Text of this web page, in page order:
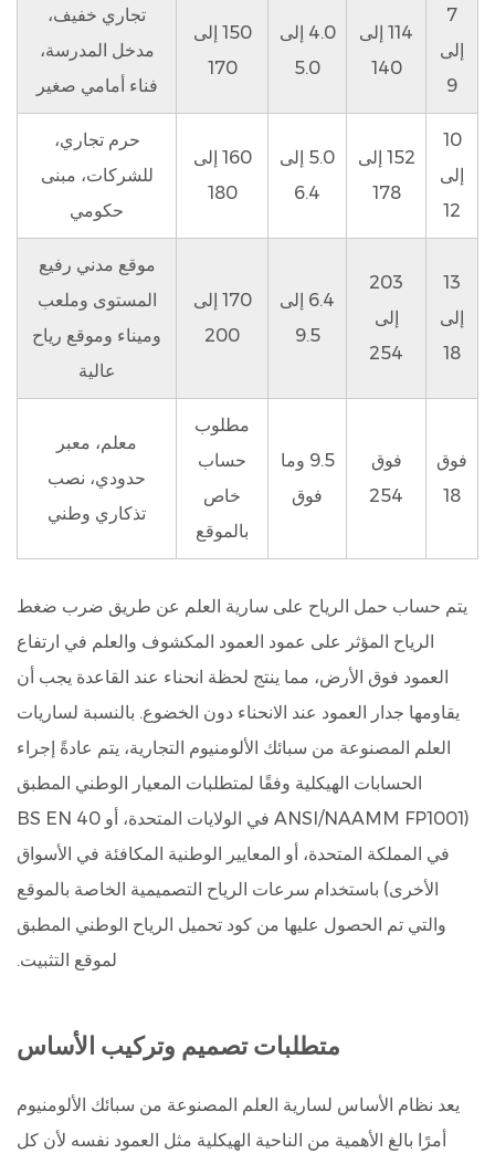
7
إلى
9
114 إلى
140
4.0 إلى
5.0
150 إلى
170
تجاري خفيف،
مدخل المدرسة،
فناء أمامي صغير
10
إلى
12
152 إلى
178
5.0 إلى
6.4
160 إلى
180
حرم تجاري،
للشركات، مبنى
حكومي
13
إلى
18
203
إلى
254
6.4 إلى
9.5
170 إلى
200
موقع مدني رفيع
المستوى وملعب
وميناء وموقع رياح
عالية
فوق
18
فوق
254
9.5 وما
فوق
مطلوب
حساب
خاص
بالموقع
معلم، معبر
حدودي، نصب
تذكاري وطني
يتم حساب حمل الرياح على سارية العلم عن طريق ضرب ضغط
الرياح المؤثر على عمود العمود المكشوف والعلم في ارتفاع
العمود فوق الأرض، مما ينتج لحظة انحناء عند القاعدة يجب أن
يقاومها جدار العمود عند الانحناء دون الخضوع. بالنسبة لساريات
العلم المصنوعة من سبائك الألومنيوم التجارية، يتم عادةً إجراء
الحسابات الهيكلية وفقًا لمتطلبات المعيار الوطني المطبق
(ANSI/NAAMM FP1001 في الولايات المتحدة، أو BS EN 40
في المملكة المتحدة، أو المعايير الوطنية المكافئة في الأسواق
الأخرى) باستخدام سرعات الرياح التصميمية الخاصة بالموقع
والتي تم الحصول عليها من كود تحميل الرياح الوطني المطبق
لموقع التثبيت.
متطلبات تصميم وتركيب الأساس
يعد نظام الأساس لسارية العلم المصنوعة من سبائك الألومنيوم
أمرًا بالغ الأهمية من الناحية الهيكلية مثل العمود نفسه لأن كل